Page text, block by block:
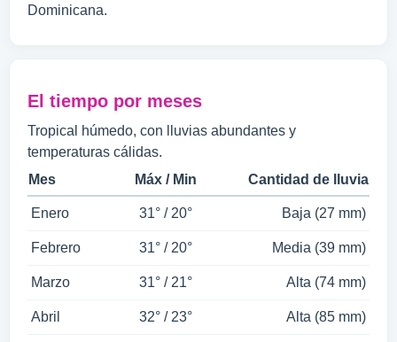
Dominicana.
El tiempo por meses
Tropical húmedo, con lluvias abundantes y
temperaturas cálidas.
Mes
Máx / Min Cantidad de lluvia
Enero 31° / 20° Baja (27 mm)
Febrero 31° / 20° Media (39 mm)
Marzo 31° / 21° Alta (74 mm)
Abril 32° / 23° Alta (85 mm)